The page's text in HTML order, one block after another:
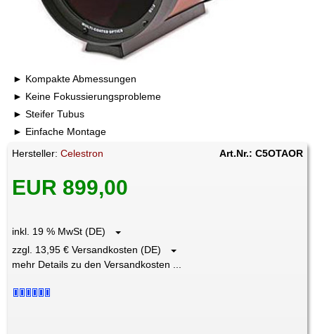
Kompakte Abmessungen
Keine Fokussierungsprobleme
Steifer Tubus
Einfache Montage
Hersteller:Celestron Art.Nr.: C5OTAOR
EUR 899,00
inkl. 19 % MwSt (DE)
zzgl. 13,95 € Versandkosten (DE)
mehr Details zu den Versandkosten ...